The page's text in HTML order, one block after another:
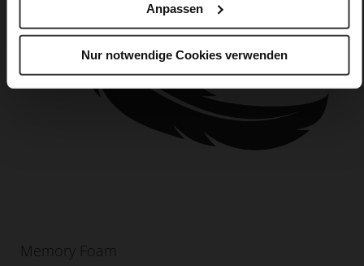
Anpassen
Nur notwendige Cookies verwenden
Memory Foam